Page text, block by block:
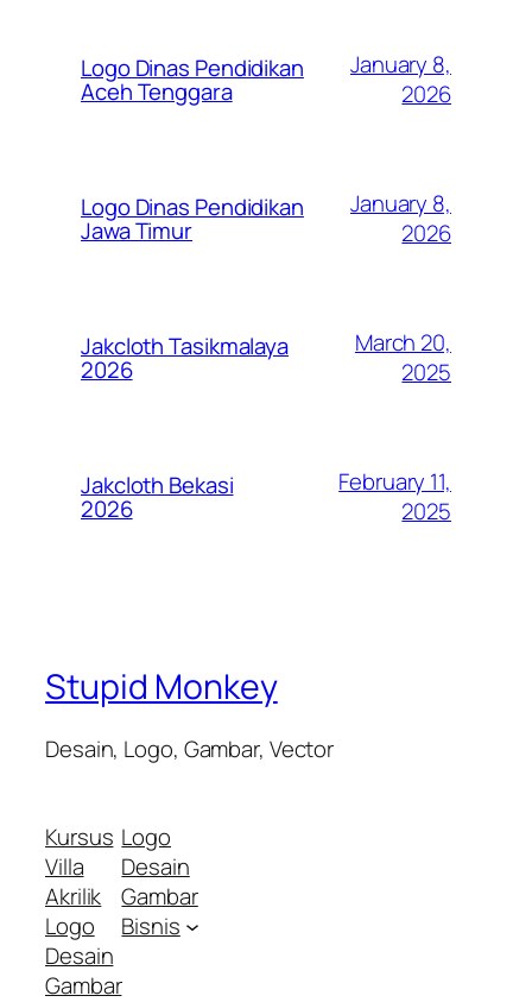
Logo Dinas Pendidikan
Aceh Tenggara
January 8,
2026
Logo Dinas Pendidikan
Jawa Timur
January 8,
2026
Jakcloth Tasikmalaya
2026
March 20,
2025
Jakcloth Bekasi
2026
February 11,
2025
Stupid Monkey
Desain, Logo, Gambar, Vector
Kursus
Villa
Akrilik
Logo
Desain
Gambar
Logo
Desain
Gambar
Bisnis